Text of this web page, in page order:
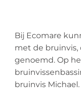
Bij Ecomare
met de bruinvis,
genoemd. Op
bruinvis